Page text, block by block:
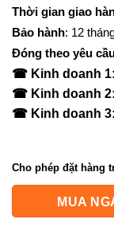
Thời gian giao
Bảo hành: 12
Đóng theo yêu
☎ Kinh doanh 1:
☎ Kinh doanh 2:
☎ Kinh doanh 3:
Cho phép đặt hàng
MUA